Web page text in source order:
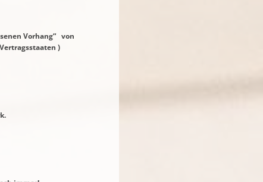
Vorhang“ von
)